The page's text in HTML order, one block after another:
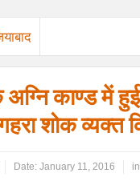
अग्नि काण्ड में
शोक व्यक्त
Date:January 11, 2016